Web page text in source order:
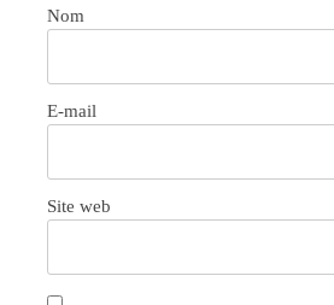
Nom
E-mail
Site web